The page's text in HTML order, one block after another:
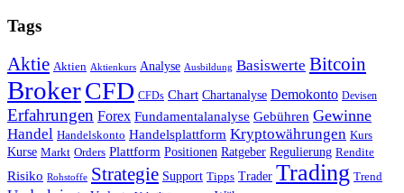
Tags
Aktie Aktien Aktienkurs Analyse Ausbildung Basiswerte Bitcoin
BrokerCFD CFDs Chart Chartanalyse Demokonto Devisen
Erfahrungen Forex Fundamentalanalyse Gebühren Gewinne
Handel Handelskonto Handelsplattform Kryptowährungen Kurs
Kurse Markt Orders Plattform Positionen Ratgeber Regulierung Rendite
Risiko Rohstoffe Strategie Support Tipps Trader Trading Trend